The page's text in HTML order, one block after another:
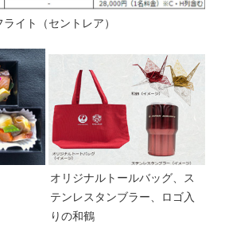
イト（セントレア）
オリジナルトールバッグ、ス
テンレスタンブラー、ロゴ入
りの和鶴